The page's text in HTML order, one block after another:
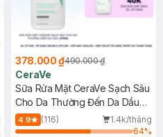
378.000 ₫490.000 ₫
CeraVe
Sữa Rửa Mặt CeraVe Sạch Sâu
Cho Da Thường Đến Da Dầu
473ml
4.9 (116)
1.4k/tháng
64%